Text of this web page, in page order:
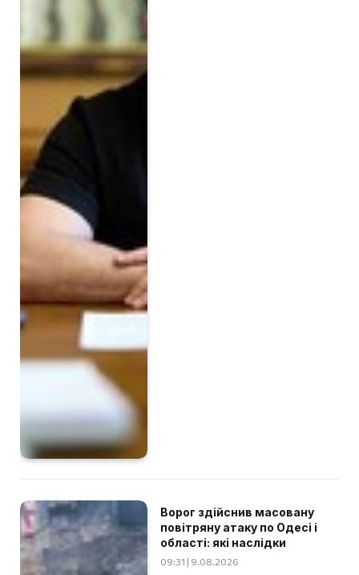
Ворог здійснив масовану
повітряну атаку по Одесі і
області: які наслідки
09:31 | 9.08.2026